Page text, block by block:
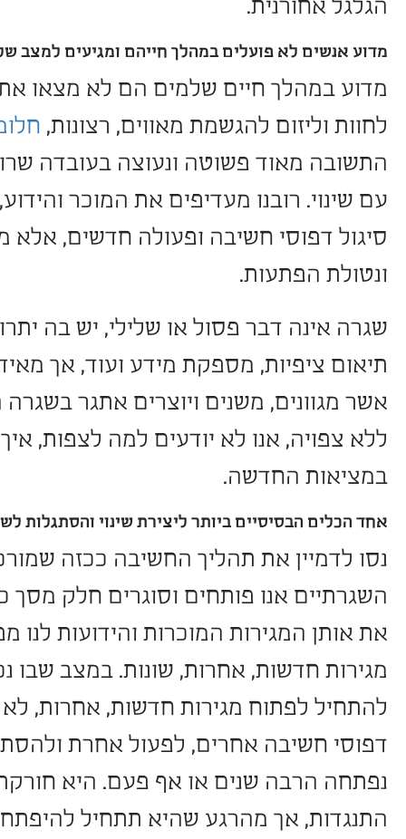
חלמו לחוות מונדיאל או את
את הזמן המתאים או התקציב,
ומבינים בצער שלא ניתן להפוך את
פועלים במהלך חייהם ומגיעים למצב של חרטה?
חיים שלמים הם לא מצאו את הרגע,
להגשמת מאווים, רצונות,
פשוטה ונעוצה בעובדה שרוב
מעדיפים את המוכר והידוע, אשר
חשיבה ופעולה חדשים, אלא מאפשר
מספקת מידע ועוד, אך מאידך גיסא
משנים ויוצרים אתגר בשגרה היום
אנו לא יודעים למה לצפות, איך
ביותר ליצירת שינוי והסתגלות לשינוי הוא
את תהליך החשיבה ככזה שמורכב
פותחים וסוגרים חלק מסך כל